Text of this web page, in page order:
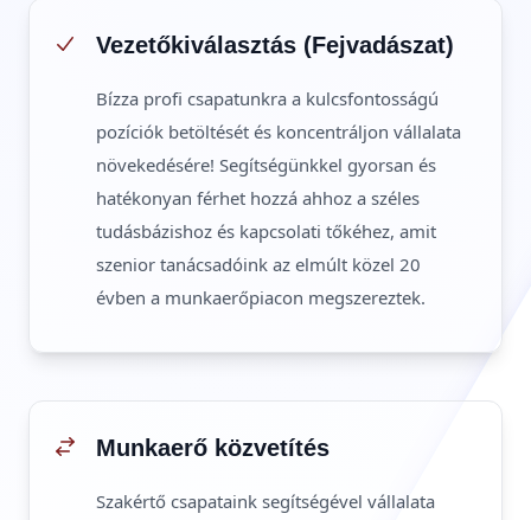
Vezetőkiválasztás (Fejvadászat)
Bízza profi csapatunkra a kulcsfontosságú
pozíciók betöltését és koncentráljon vállalata
növekedésére! Segítségünkkel gyorsan és
hatékonyan férhet hozzá ahhoz a széles
tudásbázishoz és kapcsolati tőkéhez, amit
szenior tanácsadóink az elmúlt közel 20
évben a munkaerőpiacon megszereztek.
Munkaerő közvetítés
Szakértő csapataink segítségével vállalata